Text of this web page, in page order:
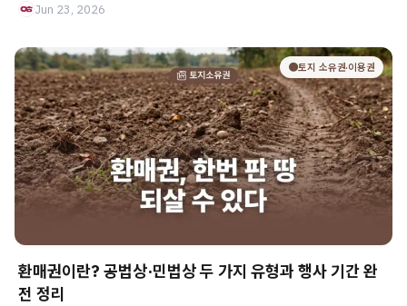
Jun 23, 2026
🟤토지 소유권·이용권
환매권이란? 공법상·민법상 두 가지 유형과 행사 기간 완
전 정리